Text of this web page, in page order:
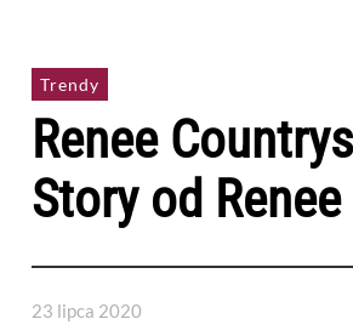
Trendy
Renee
Story od Renee
23 lipca 2020